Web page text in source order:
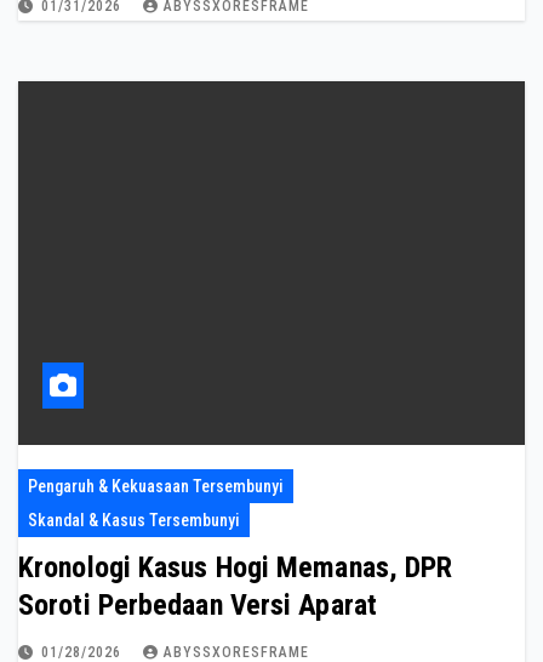
01/31/2026 ABYSSXORESFRAME
Pengaruh & Kekuasaan Tersembunyi
Skandal & Kasus Tersembunyi
Kronologi Kasus Hogi Memanas, DPR
Soroti Perbedaan Versi Aparat
01/28/2026 ABYSSXORESFRAME